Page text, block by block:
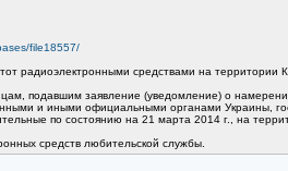
file18557/
радиоэлектронными средствами на территории
подавшим заявление (уведомление) о
и иными официальными органами Украины,
по состоянию на 21 марта 2014 г., на
средств любительской службы.